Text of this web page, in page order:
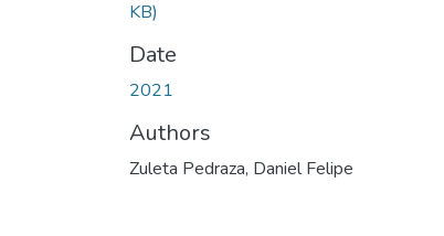
KB)
Date
2021
Authors
Zuleta Pedraza, Daniel Felipe